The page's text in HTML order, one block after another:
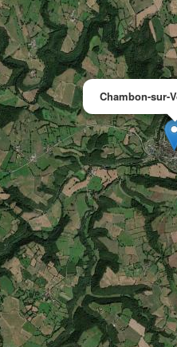
Chambon-sur-